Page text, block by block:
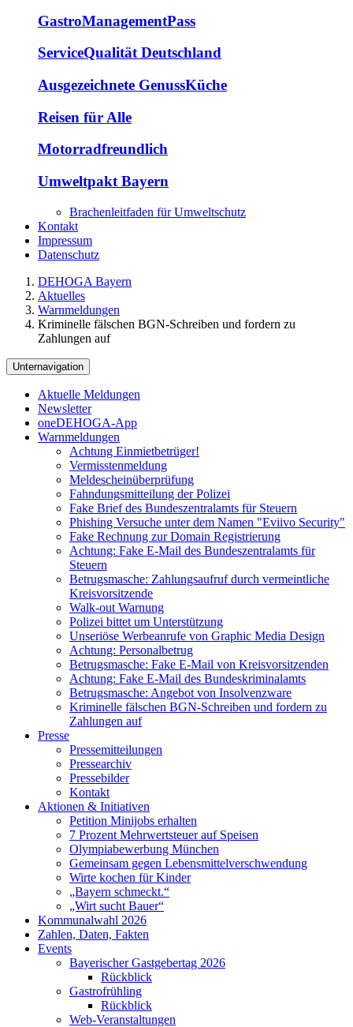
GastroManagementPass
ServiceQualität Deutschland
Ausgezeichnete GenussKüche
Reisen für Alle
Motorradfreundlich
Umweltpakt Bayern
Brachenleitfaden für Umweltschutz
Kontakt
Impressum
Datenschutz
DEHOGA Bayern
Aktuelles
Warnmeldungen
Kriminelle fälschen BGN-Schreiben und fordern zu
Zahlungen auf
Unternavigation
Aktuelle Meldungen
Newsletter
oneDEHOGA-App
Warnmeldungen
Achtung Einmietbetrüger!
Vermisstenmeldung
Meldescheinüberprüfung
Fahndungsmitteilung der Polizei
Fake Brief des Bundeszentralamts für Steuern
Phishing Versuche unter dem Namen "Eviivo Security"
Fake Rechnung zur Domain Registrierung
Achtung: Fake E-Mail des Bundeszentralamts für
Steuern
Betrugsmasche: Zahlungsaufruf durch vermeintliche
Kreisvorsitzende
Walk-out Warnung
Polizei bittet um Unterstützung
Unseriöse Werbeanrufe von Graphic Media Design
Achtung: Personalbetrug
Betrugsmasche: Fake E-Mail von Kreisvorsitzenden
Achtung: Fake E-Mail des Bundeskriminalamts
Betrugsmasche: Angebot von Insolvenzware
Kriminelle fälschen BGN-Schreiben und fordern zu
Zahlungen auf
Presse
Pressemitteilungen
Pressearchiv
Pressebilder
Kontakt
Aktionen & Initiativen
Petition Minijobs erhalten
7 Prozent Mehrwertsteuer auf Speisen
Olympiabewerbung München
Gemeinsam gegen Lebensmittelverschwendung
Wirte kochen für Kinder
„Bayern schmeckt.“
„Wirt sucht Bauer“
Kommunalwahl 2026
Zahlen, Daten, Fakten
Events
Bayerischer Gastgebertag 2026
Rückblick
Gastrofrühling
Rückblick
Web-Veranstaltungen